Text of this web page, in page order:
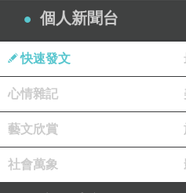
雖然人都有理性，但是也
醜陋的東西還是毀了比較
裡。
萬一我發瘋了，不用管我，
美得不像這個世界上的生
個人新聞台
快速發文
心情雜記
藝文欣賞
社會萬象